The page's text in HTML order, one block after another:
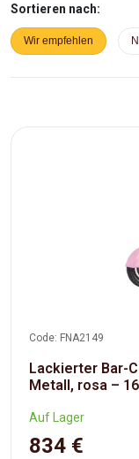
Sortieren nach:
Wir empfehlen
Code: FNA2149
Lackierter Bar-
Metall, rosa –
Auf Lager
834 €